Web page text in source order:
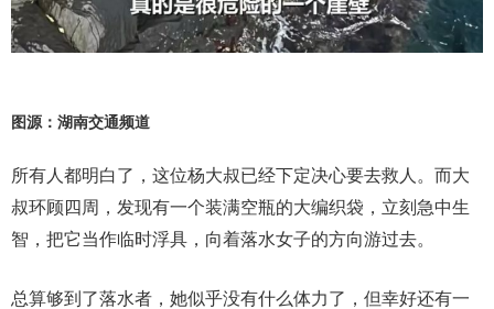
图源：湖南交通频道
所有人都明白了，这位杨大叔已经下定决心要去救人。而大
叔环顾四周，发现有一个装满空瓶的大编织袋，立刻急中生
智，把它当作临时浮具，向着落水女子的方向游过去。
总算够到了落水者，她似乎没有什么体力了，但幸好还有一